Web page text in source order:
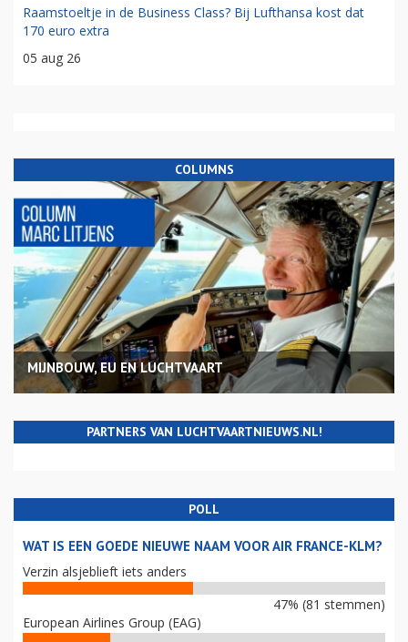
Raamstoeltje in de Business Class? Bij Lufthansa kost dat
170 euro extra
05 aug 26
COLUMNS
MIJNBOUW, EU EN LUCHTVAART
PARTNERS VAN LUCHTVAARTNIEUWS.NL!
POLL
WAT IS EEN GOEDE NIEUWE NAAM VOOR AIR FRANCE-KLM?
Verzin alsjeblieft iets anders
47% (81 stemmen)
European Airlines Group (EAG)